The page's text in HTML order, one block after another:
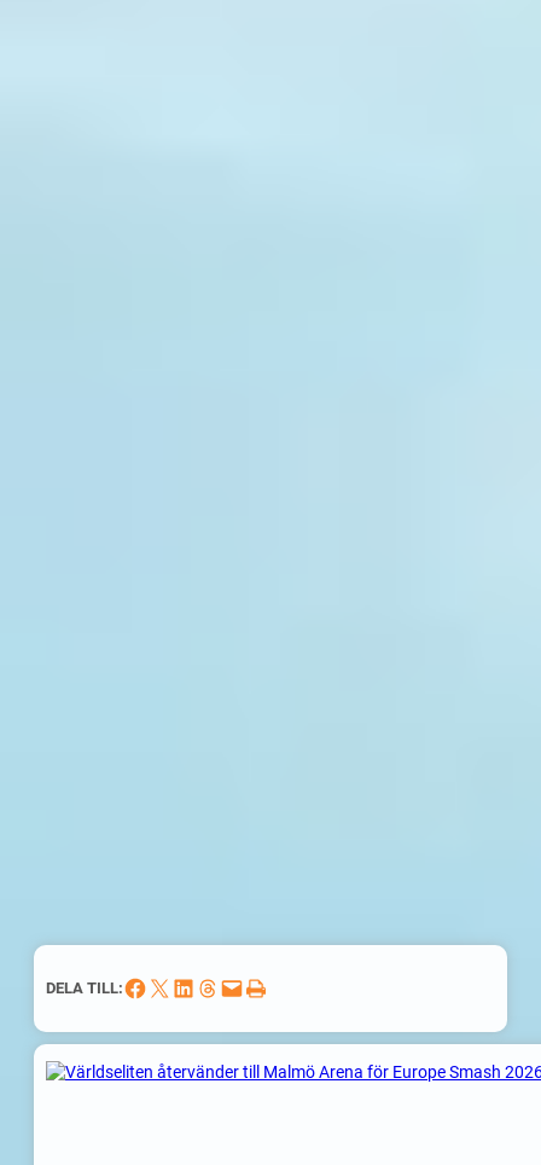
DELA TILL:Dela på Facebook Dela på X Dela på LinkedIn Dela på Threads Skicka denna sida med e-post Skriv ut denna sida